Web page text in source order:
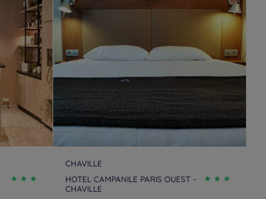
CHAVILLE
HOTEL CAMPANILE PARIS OUEST -
CHAVILLE